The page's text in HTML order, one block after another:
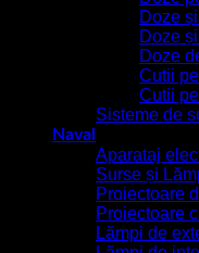
Doze
Doze
Doze
Cutii
Cutii
Sisteme de
Naval
Aparataj
Surse și
Proiectoare
Proiectoare
Lămpi de